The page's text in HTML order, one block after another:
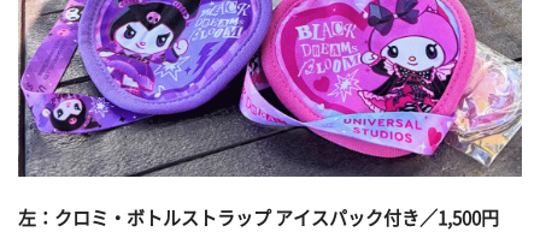
左：クロミ・ボトルストラップ アイスパック付き／1,500円